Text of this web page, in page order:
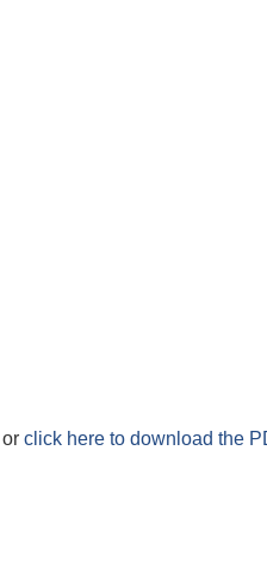
or click here to download the